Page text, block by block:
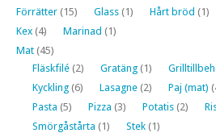
Förrätter (15) Glass (1) Hårt bröd (1)
Kex (4) Marinad (1)
Mat (45)
Fläskfilé (2) Gratäng (1)
Kyckling (6) Lasagne (2) Paj (mat)
Pasta (5) Pizza (3) Potatis (2)
Smörgåstårta (1) Stek (1)